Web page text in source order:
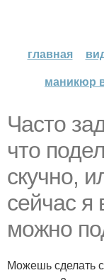
главная
маникюр
Часто
что
скучно,
сейчас я
можно
Можешь сделать